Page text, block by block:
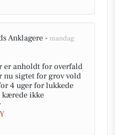
Anklagere - mandag
er anholdt for overfald
nu sigtet for grov vold
4 uger for lukkede
kærede ikke